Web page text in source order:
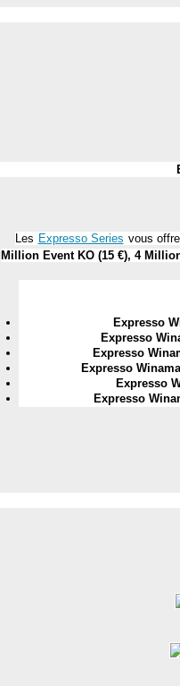
Les Expresso Series vous
Million Event KO (15 €), 4
Expresso
Expresso
Expresso
Expresso
Expresso
Expresso